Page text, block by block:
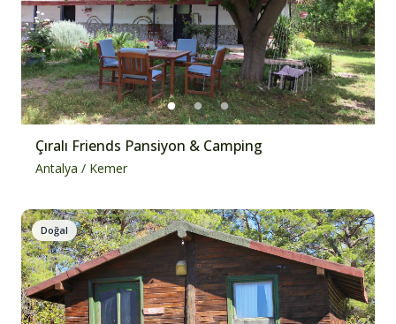
Çıralı Friends Pansiyon & Camping
Antalya / Kemer
Doğal